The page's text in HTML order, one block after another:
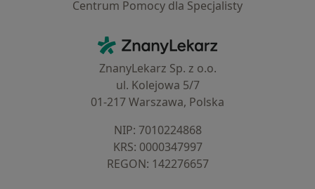
Centrum Pomocy dla Specjalisty
ZnanyLekarz - Strona główna
ZnanyLekarz Sp. z o.o.
ul. Kolejowa 5/7
01-217 Warszawa, Polska
NIP: ⁠7010224868
KRS: ⁠0000347997
REGON: ⁠142276657